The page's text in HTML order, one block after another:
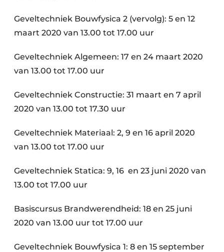
Geveltechniek Bouwfysica 2 (vervolg): 5 en 12
maart 2020 van 13.00 tot 17.00 uur
Geveltechniek Algemeen: 17 en 24 maart 2020
van 13.00 tot 17.00 uur
Geveltechniek Constructie: 31 maart en 7 april
2020 van 13.00 tot 17.30 uur
Geveltechniek Materiaal: 2, 9 en 16 april 2020
van 13.00 tot 17.00 uur
Geveltechniek Statica: 9, 16 en 23 juni 2020 van
13.00 tot 17.00 uur
Basiscursus Brandwerendheid: 18 en 25 juni
2020 van 13.00 uur tot 17.00 uur
Geveltechniek Bouwfysica 1: 8 en 15 september